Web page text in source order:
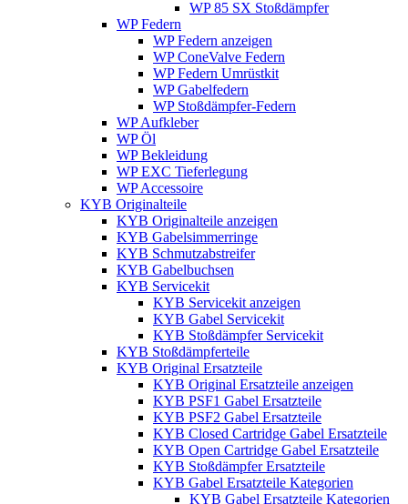
WP 85 SX Stoßdämpfer
WP Federn
WP Federn anzeigen
WP ConeValve Federn
WP Federn Umrüstkit
WP Gabelfedern
WP Stoßdämpfer-Federn
WP Aufkleber
WP Öl
WP Bekleidung
WP EXC Tieferlegung
WP Accessoire
KYB Originalteile
KYB Originalteile anzeigen
KYB Gabelsimmerringe
KYB Schmutzabstreifer
KYB Gabelbuchsen
KYB Servicekit
KYB Servicekit anzeigen
KYB Gabel Servicekit
KYB Stoßdämpfer Servicekit
KYB Stoßdämpferteile
KYB Original Ersatzteile
KYB Original Ersatzteile anzeigen
KYB PSF1 Gabel Ersatzteile
KYB PSF2 Gabel Ersatzteile
KYB Closed Cartridge Gabel Ersatzteile
KYB Open Cartridge Gabel Ersatzteile
KYB Stoßdämpfer Ersatzteile
KYB Gabel Ersatzteile Kategorien
KYB Gabel Ersatzteile Kategorien